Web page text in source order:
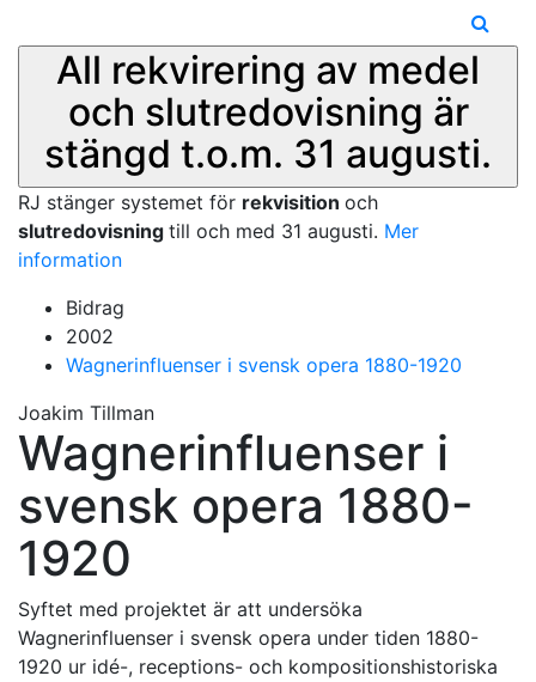
All rekvirering av medel
och slutredovisning är
stängd t.o.m. 31 augusti.
RJ stänger systemet för rekvisition och
slutredovisning till och med 31 augusti. Mer
information
Bidrag
2002
Wagnerinfluenser i svensk opera 1880-1920
Joakim Tillman
Wagnerinfluenser i
svensk opera 1880-
1920
Syftet med projektet är att undersöka
Wagnerinfluenser i svensk opera under tiden 1880-
1920 ur idé-, receptions- och kompositionshistoriska